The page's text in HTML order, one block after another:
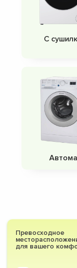
С
Превосходное
для вашего